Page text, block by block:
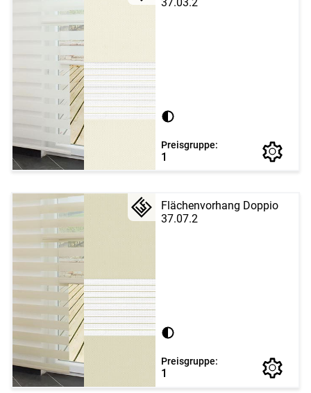
37.03.2
Preisgruppe:
1
Flächenvorhang Doppio
37.07.2
Preisgruppe:
1